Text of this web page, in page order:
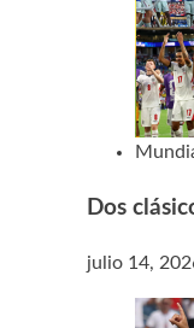
Dos
julio 14,